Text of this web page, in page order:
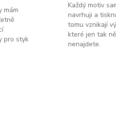
mám
pro styk
Každý motiv
navrhuji a
tomu vznikají
které jen tak
nenajdete.